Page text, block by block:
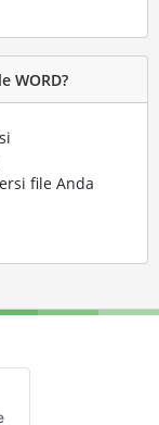
WORD?
file Anda